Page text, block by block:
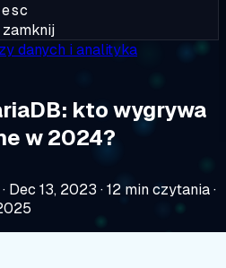
esc
zamknij
danych i analityka
kto wygrywa
w 2024?
· Dec 13, 2023 ·12 min czytania·